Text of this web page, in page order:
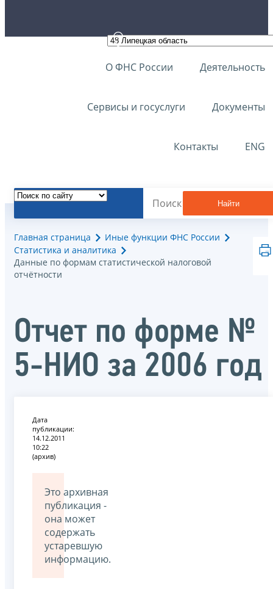
О ФНС России Деятельность
Сервисы и госуслуги Документы
Контакты ENG
Найти
Главная страница
Иные функции ФНС России
Статистика и аналитика
Данные по формам статистической налоговой
отчётности
Отчет по форме №
5-НИО за 2006 год
Дата
публикации:
14.12.2011
10:22
(архив)
Это архивная
публикация -
она может
содержать
устаревшую
информацию.